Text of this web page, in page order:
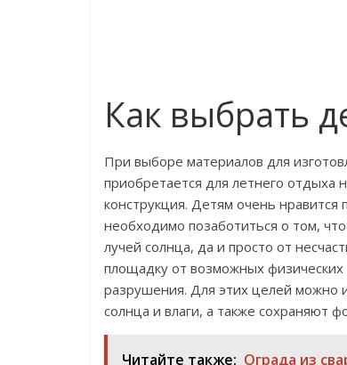
Как выбрать
При выборе материалов для
приобретается для летнего отдыха
конструкция. Детям очень
необходимо позаботиться о том,
лучей солнца, да и просто от
площадку от возможных физических
разрушения. Для этих целей можно
солнца и влаги, а также сохраняют
Читайте также: Ограда из